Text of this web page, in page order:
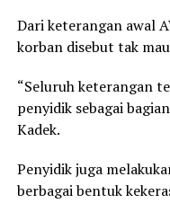
Dari keterangan awal
korban disebut tak
“Seluruh keterangan
penyidik sebagai
Kadek.
Penyidik juga
berbagai bentuk